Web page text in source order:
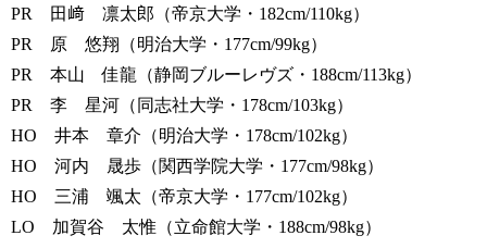
PR 田﨑 凛太郎（帝京大学・182cm/110kg）
PR 原 悠翔（明治大学・177cm/99kg）
PR 本山 佳龍（静岡ブルーレヴズ・188cm/113kg）
PR 李 星河（同志社大学・178cm/103kg）
HO 井本 章介（明治大学・178cm/102kg）
HO 河内 晟歩（関西学院大学・177cm/98kg）
HO 三浦 颯太（帝京大学・177cm/102kg）
LO 加賀谷 太惟（立命館大学・188cm/98kg）